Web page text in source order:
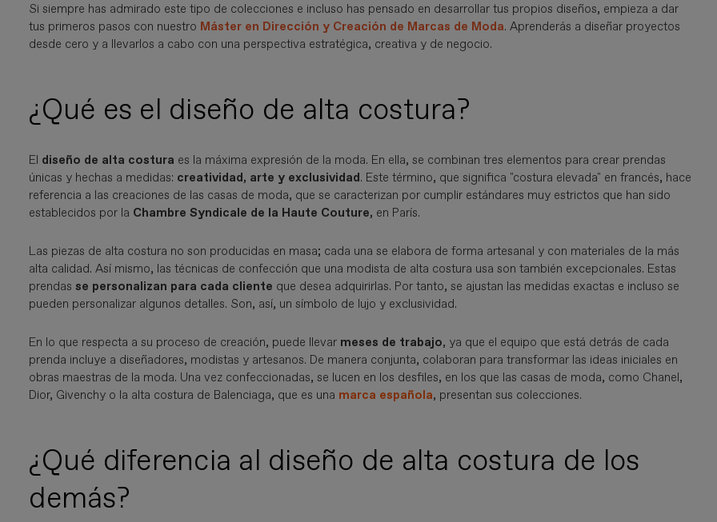
Si siempre has admirado este tipo de colecciones e incluso has pensado en desarrollar tus propios diseños, empieza a dar
tus primeros pasos con nuestro Máster en Dirección y Creación de Marcas de Moda. Aprenderás a diseñar proyectos
desde cero y a llevarlos a cabo con una perspectiva estratégica, creativa y de negocio.
¿Qué es el diseño de alta costura?
El diseño de alta costura es la máxima expresión de la moda. En ella, se combinan tres elementos para crear prendas
únicas y hechas a medidas: creatividad, arte y exclusividad. Este término, que significa "costura elevada" en francés, hace
referencia a las creaciones de las casas de moda, que se caracterizan por cumplir estándares muy estrictos que han sido
establecidos por la Chambre Syndicale de la Haute Couture, en París.
Las piezas de alta costura no son producidas en masa; cada una se elabora de forma artesanal y con materiales de la más
alta calidad. Así mismo, las técnicas de confección que una modista de alta costura usa son también excepcionales. Estas
prendasse personalizan para cada cliente que desea adquirirlas. Por tanto, se ajustan las medidas exactas e incluso se
pueden personalizar algunos detalles. Son, así, un símbolo de lujo y exclusividad.
En lo que respecta a su proceso de creación, puede llevar meses de trabajo, ya que el equipo que está detrás de cada
prenda incluye a diseñadores, modistas y artesanos. De manera conjunta, colaboran para transformar las ideas iniciales en
obras maestras de la moda. Una vez confeccionadas, se lucen en los desfiles, en los que las casas de moda, como Chanel,
Dior, Givenchy o la alta costura de Balenciaga, que es una marca española, presentan sus colecciones.
¿Qué diferencia al diseño de alta costura de los
demás?